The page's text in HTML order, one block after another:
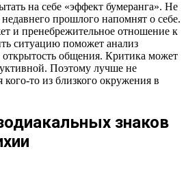
на себе «эффект бумеранга». Не
прошлого напомнят о себе.
и пренебрежительное отношение к
ситуацию поможет анализ
общения. Критика может
Поэтому лучше не
то из близкого окружения в
знаков